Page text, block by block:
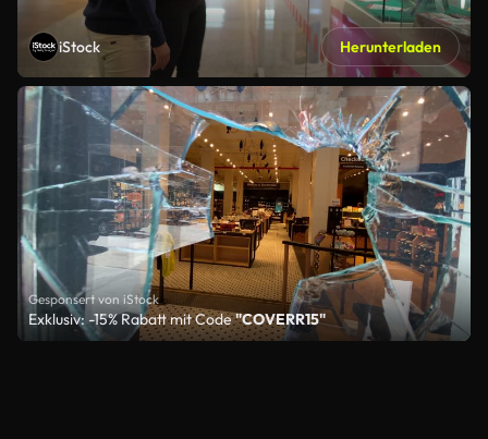
iStock Herunterladen
Gesponsert von iStock
Exklusiv: -15% Rabatt mit Code"COVERR15"